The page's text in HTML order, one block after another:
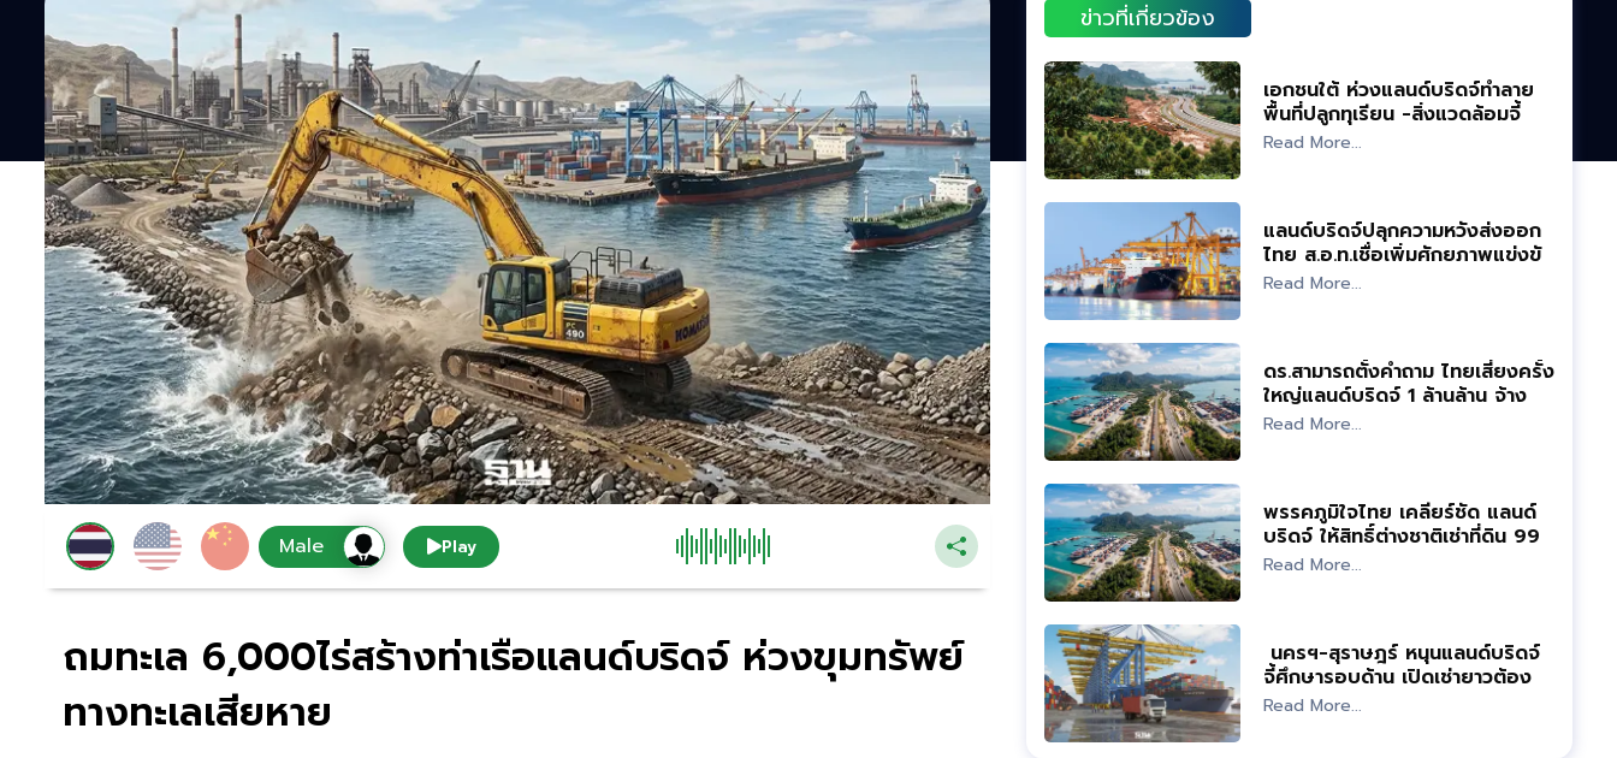
Play
ถมทะเล 6,000ไร่สร้างท่าเรือแลนด์บริดจ์ ห่วงขุมทรัพย์
ทางทะเลเสียหาย
ข่าวที่เกี่ยวข้อง
เอกชนใต้ ห่วงแลนด์บริดจ์ทำลาย
พื้นที่ปลูกทุเรียน -สิ่งแวดล้อมจี้
ศึกษารอบคอบ
Read More...
แลนด์บริดจ์ปลุกความหวังส่งออก
ไทย ส.อ.ท.เชื่อเพิ่มศักยภาพแข่งขัน
ภูมิภาค
Read More...
ดร.สามารถตั้งคำถาม ไทยเสี่ยงครั้ง
ใหญ่แลนด์บริดจ์ 1 ล้านล้าน จ้าง
ศึกษาแค่ 68 ล้าน
Read More...
พรรคภูมิใจไทย เคลียร์ชัด แลนด์
บริดจ์ ให้สิทธิ์ต่างชาติเช่าที่ดิน 99
ปี-กาสิโนไม่เป็นความจริง
Read More...
นครฯ-สุราษฎร์ หนุนแลนด์บริดจ์
จี้ศึกษารอบด้าน เปิดเช่ายาวต้องหา
จุดสมดุลชาวบ้าน
Read More...